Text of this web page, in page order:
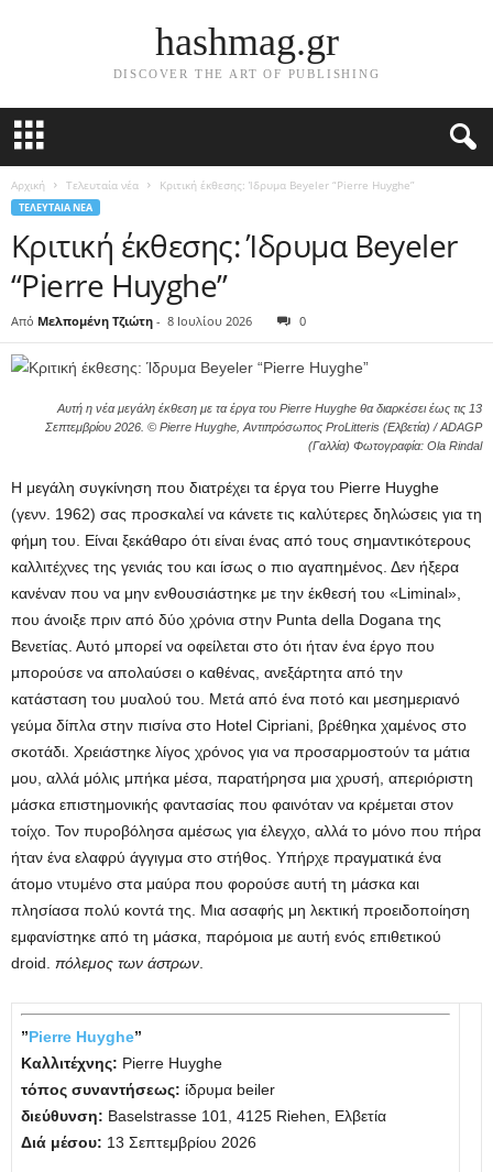
hashmag.gr
DISCOVER THE ART OF PUBLISHING
Αρχική Τελευταία νέα Κριτική έκθεσης: Ίδρυμα Beyeler “Pierre Huyghe”
ΤΕΛΕΥΤΑΊΑ ΝΈΑ
Κριτική έκθεσης: Ίδρυμα Beyeler
“Pierre Huyghe”
Από Μελπομένη Τζιώτη - 8 Ιουλίου 2026 0
Αυτή η νέα μεγάλη έκθεση με τα έργα του Pierre Huyghe θα διαρκέσει έως τις 13
Σεπτεμβρίου 2026. © Pierre Huyghe, Αντιπρόσωπος ProLitteris (Ελβετία) / ADAGP
(Γαλλία) Φωτογραφία: Ola Rindal
Η μεγάλη συγκίνηση που διατρέχει τα έργα του Pierre Huyghe
(γενν. 1962) σας προσκαλεί να κάνετε τις καλύτερες δηλώσεις για τη
φήμη του. Είναι ξεκάθαρο ότι είναι ένας από τους σημαντικότερους
καλλιτέχνες της γενιάς του και ίσως ο πιο αγαπημένος. Δεν ήξερα
κανέναν που να μην ενθουσιάστηκε με την έκθεσή του «Liminal»,
που άνοιξε πριν από δύο χρόνια στην Punta della Dogana της
Βενετίας. Αυτό μπορεί να οφείλεται στο ότι ήταν ένα έργο που
μπορούσε να απολαύσει ο καθένας, ανεξάρτητα από την
κατάσταση του μυαλού του. Μετά από ένα ποτό και μεσημεριανό
γεύμα δίπλα στην πισίνα στο Hotel Cipriani, βρέθηκα χαμένος στο
σκοτάδι. Χρειάστηκε λίγος χρόνος για να προσαρμοστούν τα μάτια
μου, αλλά μόλις μπήκα μέσα, παρατήρησα μια χρυσή, απεριόριστη
μάσκα επιστημονικής φαντασίας που φαινόταν να κρέμεται στον
τοίχο. Τον πυροβόλησα αμέσως για έλεγχο, αλλά το μόνο που πήρα
ήταν ένα ελαφρύ άγγιγμα στο στήθος. Υπήρχε πραγματικά ένα
άτομο ντυμένο στα μαύρα που φορούσε αυτή τη μάσκα και
πλησίασα πολύ κοντά της. Μια ασαφής μη λεκτική προειδοποίηση
εμφανίστηκε από τη μάσκα, παρόμοια με αυτή ενός επιθετικού
droid. πόλεμος των άστρων
”Pierre Huyghe”
Καλλιτέχνης: Pierre Huyghe
τόπος συναντήσεως: ίδρυμα beiler
διεύθυνση: Baselstrasse 101, 4125 Riehen, Ελβετία
Διά μέσου: 13 Σεπτεμβρίου 2026